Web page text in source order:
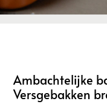
Ambachtelijke
Versgebakken